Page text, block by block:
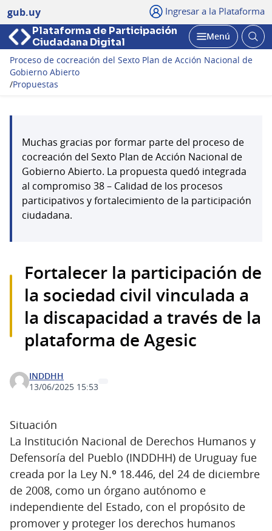
gub.uy Ingresar a la Plataforma
Plataforma de Participación
Ciudadana Digital
Abrir
Menú
Proceso de cocreación del Sexto Plan de Acción Nacional de
Gobierno Abierto
/Propuestas
Muchas gracias por formar parte del proceso de
cocreación del Sexto Plan de Acción Nacional de
Gobierno Abierto. La propuesta quedó integrada
al compromiso 38 – Calidad de los procesos
participativos y fortalecimiento de la participación
ciudadana.
Fortalecer la participación de
la sociedad civil vinculada a
la discapacidad a través de la
plataforma de Agesic
INDDHH
13/06/2025 15:53
Situación
La Institución Nacional de Derechos Humanos y
Defensoría del Pueblo (INDDHH) de Uruguay fue
creada por la Ley N.º 18.446, del 24 de diciembre
de 2008, como un órgano autónomo e
independiente del Estado, con el propósito de
promover y proteger los derechos humanos